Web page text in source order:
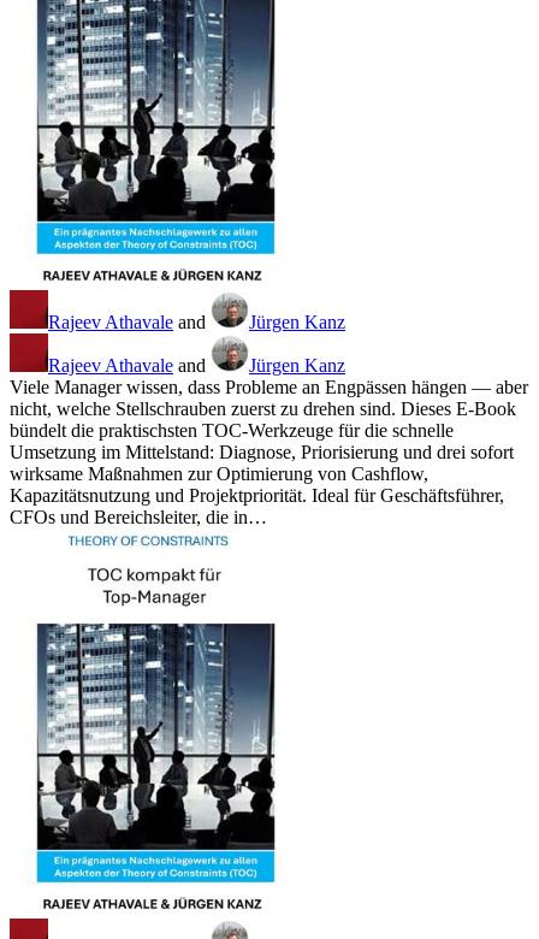
Rajeev Athavale and Jürgen Kanz
Rajeev Athavale and
Jürgen Kanz
Viele Manager wissen, dass Probleme an Engpässen hängen — aber
nicht, welche Stellschrauben zuerst zu drehen sind. Dieses E‑Book
bündelt die praktischsten TOC‑Werkzeuge für die schnelle
Umsetzung im Mittelstand: Diagnose, Priorisierung und drei sofort
wirksame Maßnahmen zur Optimierung von Cashflow,
Kapazitätsnutzung und Projektpriorität. Ideal für Geschäftsführer,
CFOs und Bereichsleiter, die in…